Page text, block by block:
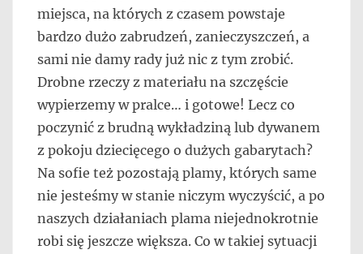
miejsca, na których z czasem powstaje
bardzo dużo zabrudzeń, zanieczyszczeń, a
sami nie damy rady już nic z tym zrobić.
Drobne rzeczy z materiału na szczęście
wypierzemy w pralce… i gotowe! Lecz co
poczynić z brudną wykładziną lub dywanem
z pokoju dziecięcego o dużych gabarytach?
Na sofie też pozostają plamy, których same
nie jesteśmy w stanie niczym wyczyścić, a po
naszych działaniach plama niejednokrotnie
robi się jeszcze większa. Co w takiej sytuacji